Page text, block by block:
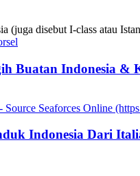
(juga disebut I-class atau
Buatan Indonesia &
Indonesia Dari